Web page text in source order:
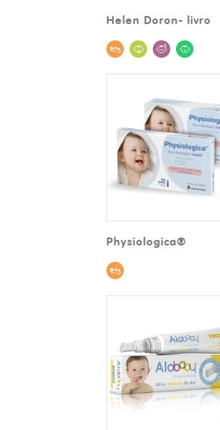
Helen Doron- livro
Physiologica®